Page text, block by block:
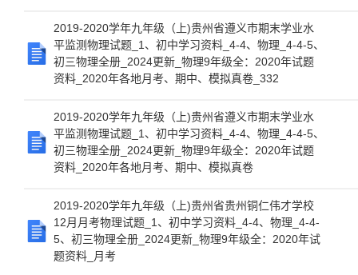
2019-2020学年九年级（上)贵州省遵义市期末学业水
平监测物理试题_1、初中学习资料_4-4、物理_4-4-5、
初三物理全册_2024更新_物理9年级全：2020年试题
资料_2020年各地月考、期中、模拟真卷_332
2019-2020学年九年级（上)贵州省遵义市期末学业水
平监测物理试题_1、初中学习资料_4-4、物理_4-4-5、
初三物理全册_2024更新_物理9年级全：2020年试题
资料_2020年各地月考、期中、模拟真卷
2019-2020学年九年级（上)贵州省贵州铜仁伟才学校
12月月考物理试题_1、初中学习资料_4-4、物理_4-4-
5、初三物理全册_2024更新_物理9年级全：2020年试
题资料_月考